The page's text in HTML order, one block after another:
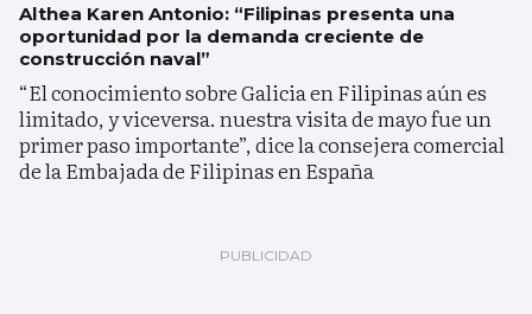
Althea Karen Antonio: “Filipinas presenta una
oportunidad por la demanda creciente de
construcción naval”
“El conocimiento sobre Galicia en Filipinas aún es
limitado, y viceversa. nuestra visita de mayo fue un
primer paso importante”, dice la consejera comercial
de la Embajada de Filipinas en España